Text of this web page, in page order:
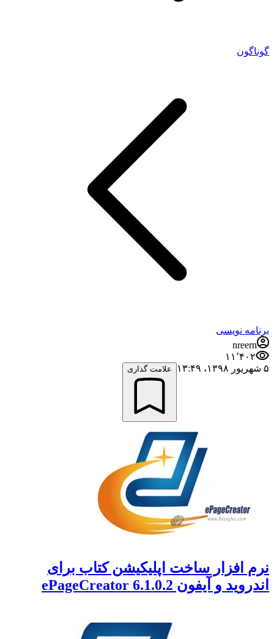
گوناگون
برنامه نویسی
nreern
۱۱٬۴۰۲
۵ شهریور ۱۳۹۸،‏ ۱۳:۴۹
علامت گذاری
نرم افزار ساخت اپلیکیشن کتاب برای
اندروید و آیفون ePageCreator 6.1.0.2